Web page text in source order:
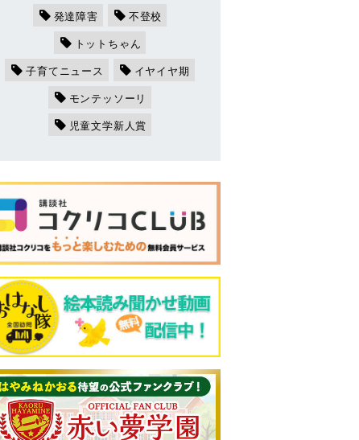
発達障害
不登校
トットちゃん
子育てニュース
イヤイヤ期
モンテッソーリ
児童文学新人賞